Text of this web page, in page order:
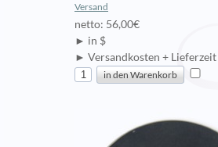
Versand
netto: 56,00€
► in $
► Versandkosten + Lieferzeit